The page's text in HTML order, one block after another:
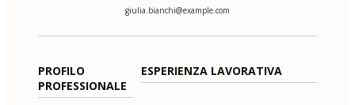
giulia.bianchi@example.com
PROFILO
PROFESSIONALE
ESPERIENZA LAVORATIVA